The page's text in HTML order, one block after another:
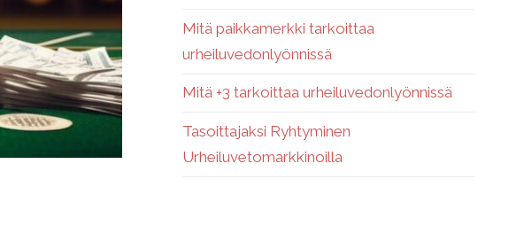
Mitä paikkamerkki tarkoittaa
urheiluvedonlyönnissä
Mitä +3 tarkoittaa urheiluvedonlyönnissä
Tasoittajaksi Ryhtyminen
Urheiluvetomarkkinoilla